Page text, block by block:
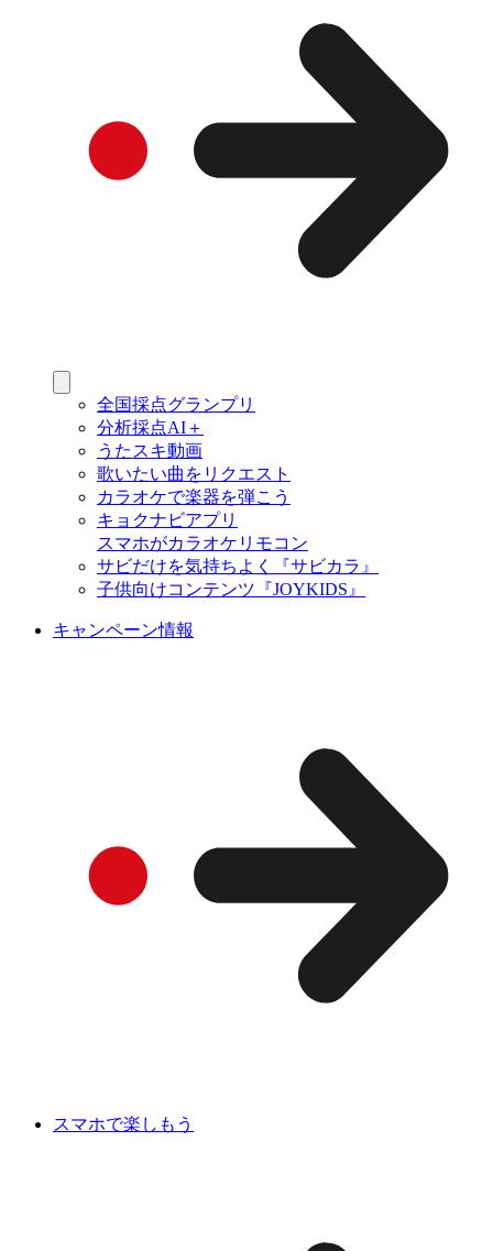
全国採点グランプリ
分析採点AI＋
うたスキ動画
歌いたい曲をリクエスト
カラオケで楽器を弾こう
キョクナビアプリ
スマホがカラオケリモコン
サビだけを気持ちよく『サビカラ』
子供向けコンテンツ『JOYKIDS』
キャンペーン情報
スマホで楽しもう